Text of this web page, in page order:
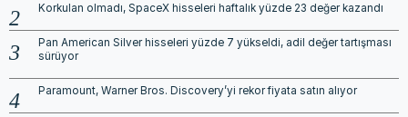
Korkulan olmadı, SpaceX hisseleri haftalık yüzde 23 değer kazandı
Pan American Silver hisseleri yüzde 7 yükseldi, adil değer tartışması
sürüyor
Paramount, Warner Bros. Discovery’yi rekor fiyata satın alıyor